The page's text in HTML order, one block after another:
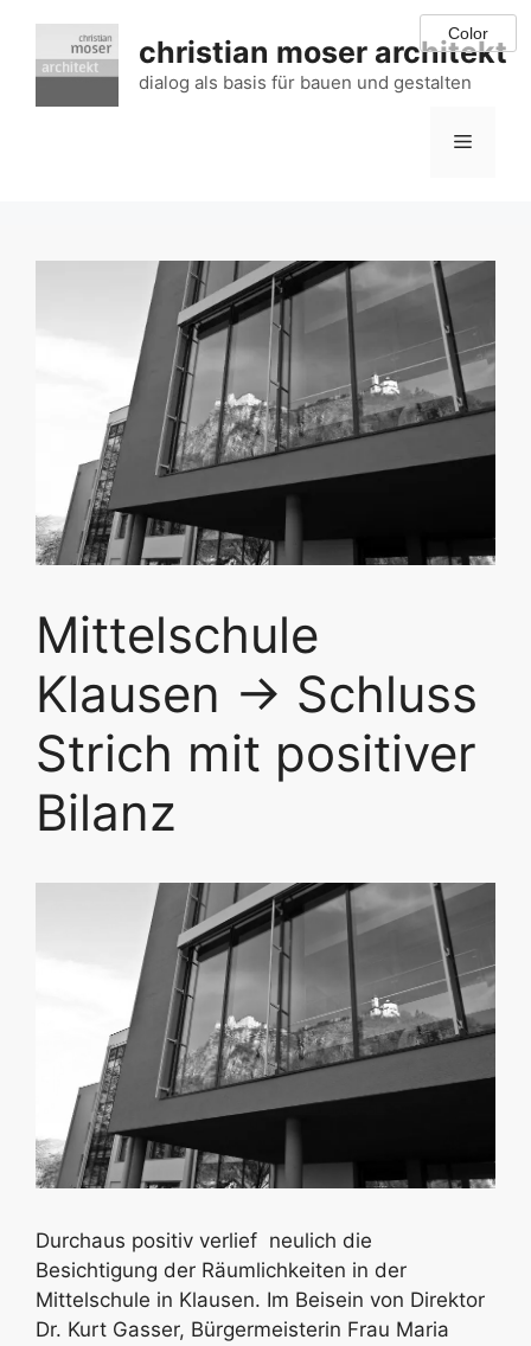
springen
christian moser architekt
dialog als basis für bauen und gestalten
Menü
Mittelschule
Klausen -> Schluss
Strich mit positiver
Bilanz
Durchaus positiv verlief neulich die
Besichtigung der Räumlichkeiten in der
Mittelschule in Klausen. Im Beisein von Direktor
Dr. Kurt Gasser, Bürgermeisterin Frau Maria